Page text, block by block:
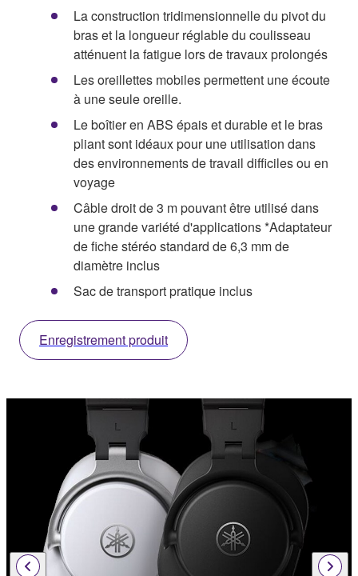
La construction tridimensionnelle du pivot du
bras et la longueur réglable du coulisseau
atténuent la fatigue lors de travaux prolongés
Les oreillettes mobiles permettent une écoute
à une seule oreille.
Le boîtier en ABS épais et durable et le bras
pliant sont idéaux pour une utilisation dans
des environnements de travail difficiles ou en
voyage
Câble droit de 3 m pouvant être utilisé dans
une grande variété d'applications *Adaptateur
de fiche stéréo standard de 6,3 mm de
diamètre inclus
Sac de transport pratique inclus
Enregistrement produit